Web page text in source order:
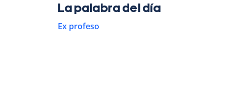
La palabra del día
Ex profeso